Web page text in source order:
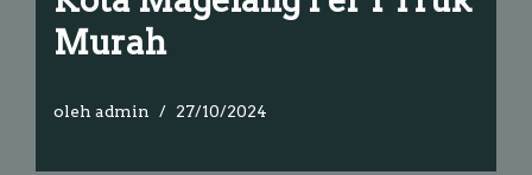
Murah
oleh admin 27/10/2024